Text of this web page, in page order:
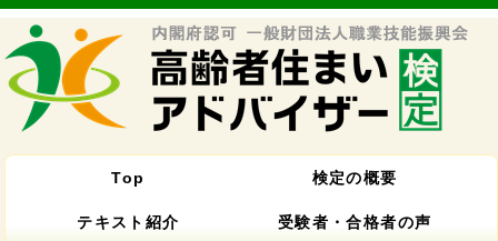
Top 検定の概要
テキスト紹介 受験者・合格者の声